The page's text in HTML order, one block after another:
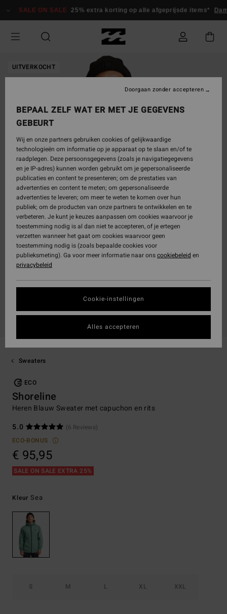
naar
SALE ON SALE 25% extra korting op alle afgeprijsde items*
UITVERKOCHT
Sweaters
ECO
Shoreline
Heren Blauw Sweater met capuchon en rits
5.0
(6 Reviews)
ECO-BONUS
€ 95,95
SALE ON SALE EXTRA 25%
Kleur Sea
S M L XL XXL
BEPAAL ZELF WAT ER MET JE GEGEVENS
GEBEURT
Wij en onze partners gebruiken cookies of gelijkwaardige
technologieën om informatie op je apparaat op te slaan en/of te
raadplegen. Deze persoonsgegevens (zoals je navigatiegegevens
en je IP-adres) kunnen worden gebruikt om je gepersonaliseerde
publicaties en content te presenteren; om de prestaties van
advertenties en content te meten; om gepersonaliseerde
advertenties te leveren; om meer te weten te komen over hun
publiek; om de producten van onze partners te ontwikkelen en te
verbeteren. Je kunt je keuzes aanpassen om cookies waarvoor je
toestemming nodig is al dan niet te accepteren, of je ertegen
verzetten wanneer het gaat om cookies waarvoor geen
toestemming nodig is (zoals bepaalde cookies voor
publieksmeting). Ga voor meer informatie naar onscookiebeleid en
privacybeleid
Cookie-instellingen
Doorgaan zonder accepteren
Alles accepteren